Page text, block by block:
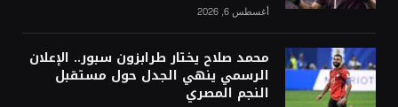
أغسطس 6, 2026
محمد صلاح يختار طرابزون سبور.. الإعلان
الرسمي ينهي الجدل حول مستقبل
النجم المصري